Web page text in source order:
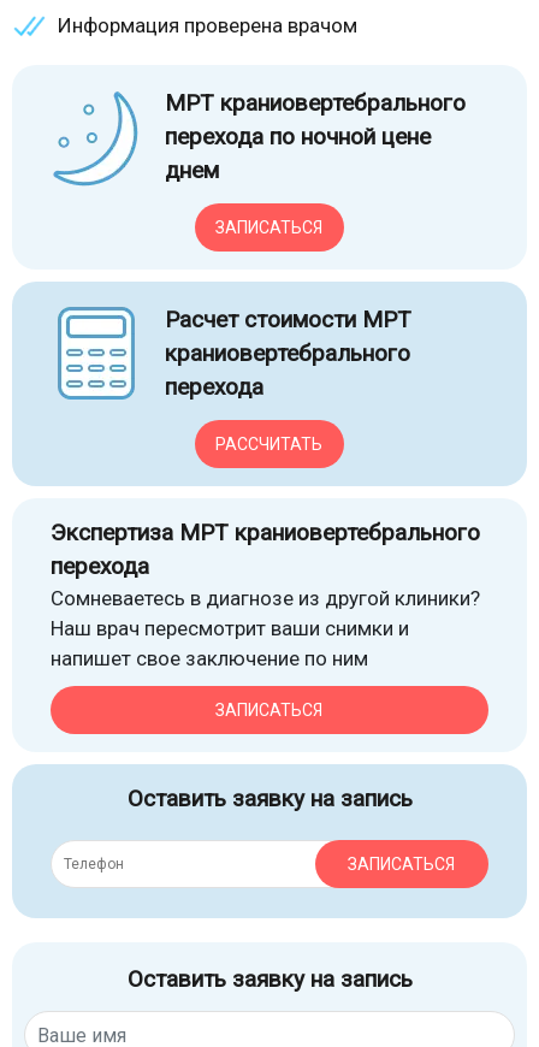
Информация проверена врачом
МРТ краниовертебрального
перехода по ночной цене
днем
ЗАПИСАТЬСЯ
Расчет стоимости МРТ
краниовертебрального
перехода
РАССЧИТАТЬ
Экспертиза МРТ краниовертебрального
перехода
Сомневаетесь в диагнозе из другой клиники?
Наш врач пересмотрит ваши снимки и
напишет свое заключение по ним
ЗАПИСАТЬСЯ
Оставить заявку на запись
ЗАПИСАТЬСЯ
Оставить заявку на запись